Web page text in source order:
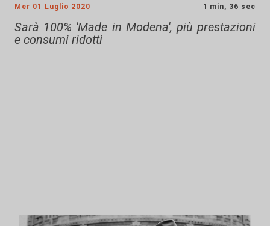
Mer 01 Luglio 2020 1 min, 36 sec
Sarà 100% 'Made in Modena', più prestazioni
e consumi ridotti